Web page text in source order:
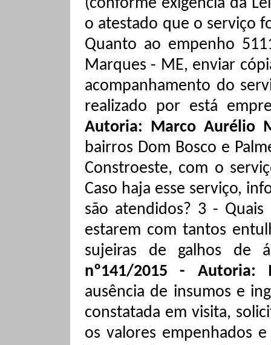
(conforme exigência da
o atestado que o serviço
Quanto ao empenho
Marques - ME, enviar
acompanhamento do
realizado por está
Autoria: Marco Aurélio
bairros Dom Bosco e
Constroeste, com o
Caso haja esse serviço,
são atendidos? 3 -
estarem com tantos
sujeiras de galhos de
nº141/2015 -
ausência de insumos e
constatada em visita,
os valores empenhados